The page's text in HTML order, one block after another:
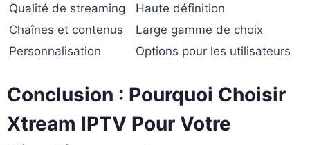
Qualité de streaming
Haute définition
Chaînes et contenus
Large gamme de choix
Personnalisation
Options pour les utilisateurs
Conclusion : Pourquoi Choisir
Xtream IPTV Pour Votre